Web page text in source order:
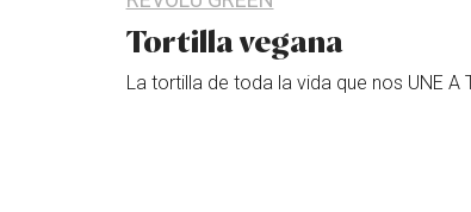
Tortilla vegana
La tortilla de toda la vida que nos UNE A